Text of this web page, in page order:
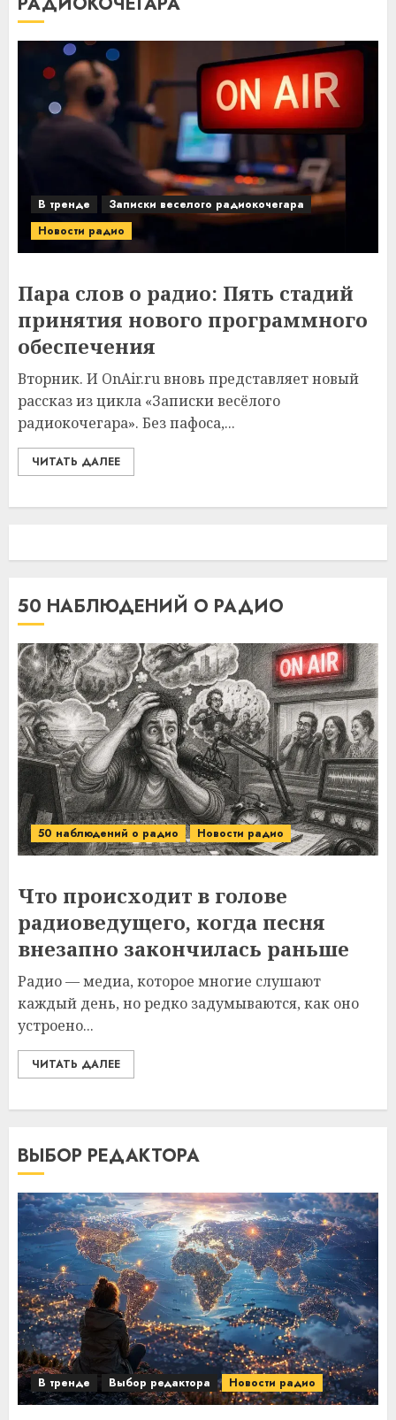
В тренде
Записки веселого радиокочегара
Новости радио
Пара слов о радио: Пять стадий
принятия нового программного
обеспечения
Вторник. И OnAir.ru вновь представляет новый
рассказ из цикла «Записки весёлого
радиокочегара». Без пафоса,...
ЧИТАТЬ ДАЛЕЕ
50 НАБЛЮДЕНИЙ О РАДИО
50 наблюдений о радио Новости радио
Что происходит в голове
радиоведущего, когда песня
внезапно закончилась раньше
Радио — медиа, которое многие слушают
каждый день, но редко задумываются, как оно
устроено...
ЧИТАТЬ ДАЛЕЕ
ВЫБОР РЕДАКТОРА
В тренде Выбор редактора Новости радио